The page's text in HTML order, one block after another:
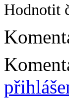
Hodnotit